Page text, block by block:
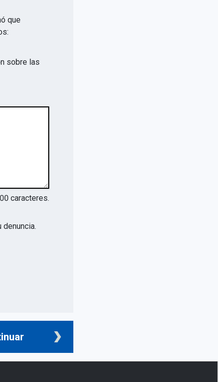
que
sobre las
caracteres.